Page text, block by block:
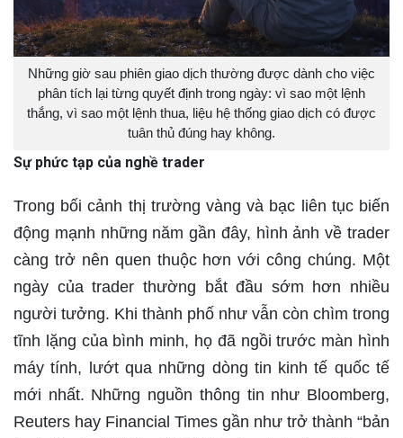
Những giờ sau phiên giao dịch thường được dành cho việc
phân tích lại từng quyết định trong ngày: vì sao một lệnh
thắng, vì sao một lệnh thua, liệu hệ thống giao dịch có được
tuân thủ đúng hay không.
Sự phức tạp của nghề trader
Trong bối cảnh thị trường vàng và bạc liên tục biến
động mạnh những năm gần đây, hình ảnh về trader
càng trở nên quen thuộc hơn với công chúng. Một
ngày của trader thường bắt đầu sớm hơn nhiều
người tưởng. Khi thành phố như vẫn còn chìm trong
tĩnh lặng của bình minh, họ đã ngồi trước màn hình
máy tính, lướt qua những dòng tin kinh tế quốc tế
mới nhất. Những nguồn thông tin như Bloomberg,
Reuters hay Financial Times gần như trở thành “bản